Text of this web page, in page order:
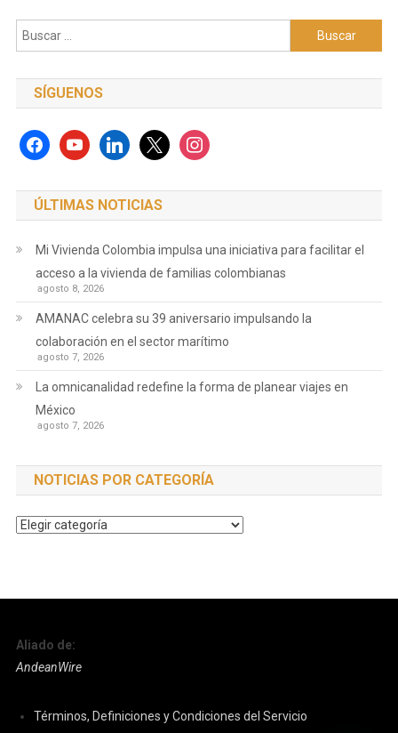
Buscar:
SÍGUENOS
facebookyoutubelinkedinx instagram
ÚLTIMAS NOTICIAS
Mi Vivienda Colombia impulsa una iniciativa para facilitar el
acceso a la vivienda de familias colombianas
agosto 8, 2026
AMANAC celebra su 39 aniversario impulsando la
colaboración en el sector marítimo
agosto 7, 2026
La omnicanalidad redefine la forma de planear viajes en
México
agosto 7, 2026
NOTICIAS POR CATEGORÍA
Noticias
Aliado de:
AndeanWire
Términos, Definiciones y Condiciones del Servicio